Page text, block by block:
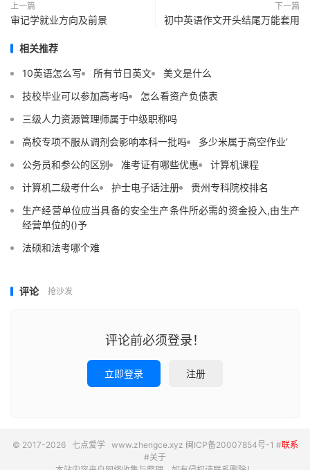
上一篇
审记学就业方向及前景
下一篇
初中英语作文开头结尾万能套用
相关推荐
10英语怎么写 所有节日英文
美文是什么
技校毕业可以参加高考吗
怎么看资产负债表
三级人力资源管理师属于中级职称吗
高校专项不服从调剂会影响本科一批吗
多少米属于高空作业‘
公务员和参公的区别
准考证有哪些优惠
计算机课程
计算机二级考什么
护士电子话注册
贵州专科院校排名
生产经营单位应当具备的安全生产条件所必需的资金投入,由生产
经营单位的()予
法硕和法考哪个难
评论 抢沙发
评论前必须登录！
立即登录 注册
© 2017-2026 七点爱学www.zhengce.xyz 闽ICP备20007854号-1 #联系
#关于